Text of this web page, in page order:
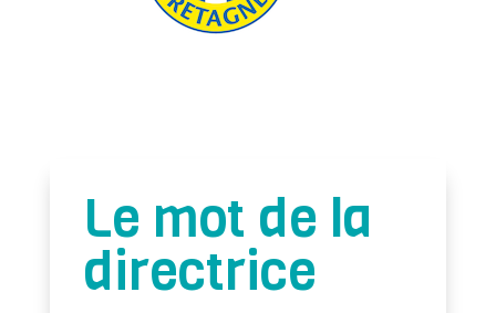
Le mot de la
directrice